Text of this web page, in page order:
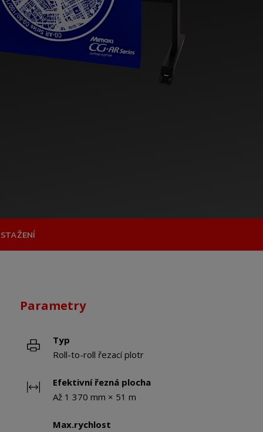
Parametry
Typ
Roll-to-roll řezací plotr
Efektivní řezná plocha
Až 1 370 mm × 51 m
Max.rychlost